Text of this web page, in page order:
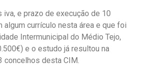
e prazo de execução de 10
algum currículo nesta área e que foi
Intermunicipal do Médio Tejo,
e o estudo já resultou na
concelhos desta CIM.